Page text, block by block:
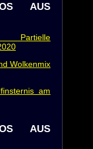
AUS
Wolkenmix
am
AUS